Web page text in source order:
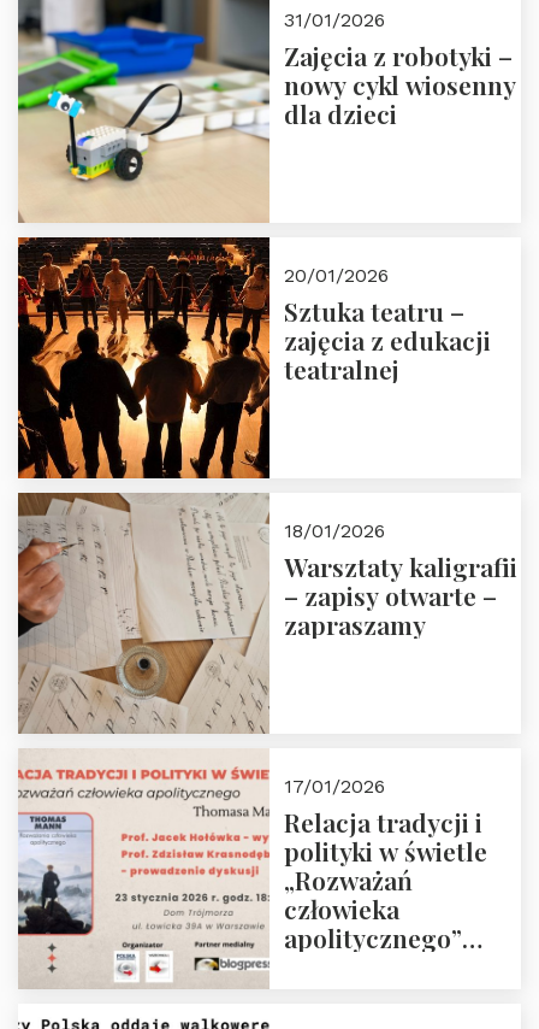
31/01/2026
Zajęcia z robotyki –
nowy cykl wiosenny
dla dzieci
20/01/2026
Sztuka teatru –
zajęcia z edukacji
teatralnej
18/01/2026
Warsztaty kaligrafii
– zapisy otwarte –
zapraszamy
17/01/2026
Relacja tradycji i
polityki w świetle
„Rozważań
człowieka
apolitycznego”